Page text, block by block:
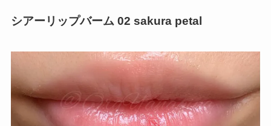
シアーリップバーム 02 sakura petal